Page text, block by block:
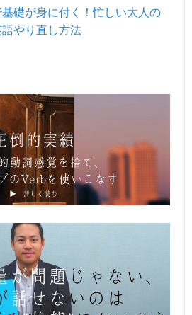
礎が身に付く！忙しい大人の
やり直し方法